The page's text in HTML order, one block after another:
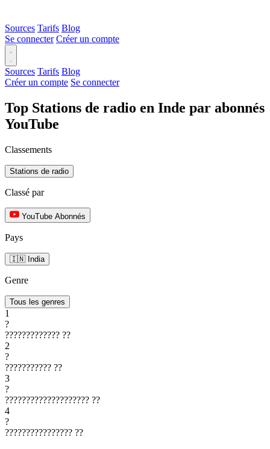
Sources Tarifs Blog
Se connecter Créer un compte
Sources Tarifs Blog
Créer un compte Se connecter
Top Stations de radio en Inde par abonnés
YouTube
Classements
Stations de radio
Classé par
YouTube Abonnés
Pays
🇮🇳 India
Genre
Tous les genres
1
?
????????????? ??
2
?
??????????? ??
3
?
???????????????????? ??
4
?
???????????????? ??